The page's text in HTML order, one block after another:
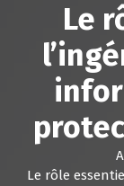
Le
Le rôle